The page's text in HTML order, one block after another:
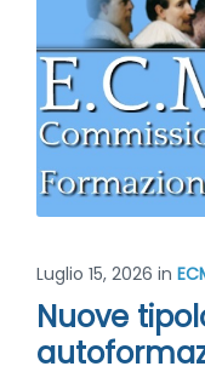
Luglio 15, 2026 in
Nuove